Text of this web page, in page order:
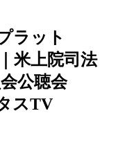
ラット
米上院司法
公聴会
スTV